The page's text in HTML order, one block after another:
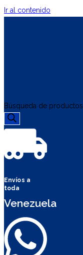
Ir al contenido
Búsqueda de productos
Envíos a
toda
Venezuela